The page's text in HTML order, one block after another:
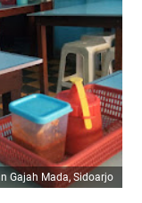
Gajah Mada, Sidoarjo